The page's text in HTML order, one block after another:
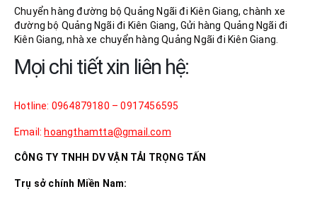
Chuyển hàng đường bộ Quảng Ngãi đi Kiên Giang, chành xe
đường bộ Quảng Ngãi đi Kiên Giang, Gửi hàng Quảng Ngãi đi
Kiên Giang, nhà xe chuyển hàng Quảng Ngãi đi Kiên Giang.
Mọi chi tiết xin liên hệ:
Hotline: 0964879180 – 0917456595
Email: hoangthamtta@gmail.com
CÔNG TY TNHH DV VẬN TẢI TRỌNG TẤN
Trụ sở chính Miền Nam: